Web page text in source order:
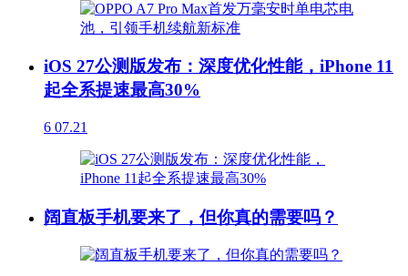
iOS 27公测版发布：深度优化性能，iPhone 11
起全系提速最高30%
6 07.21
阔直板手机要来了，但你真的需要吗？